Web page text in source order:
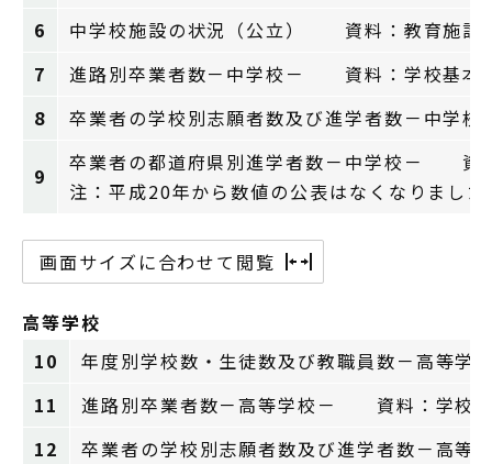
6
中学校施設の状況（公立） 資料：教育施設
7
進路別卒業者数－中学校－ 資料：学校基本
8
卒業者の学校別志願者数及び進学者数－中
9
卒業者の都道府県別進学者数－中学校－ 資
注：平成20年から数値の公表はなくなりました
画面サイズに合わせて閲覧
高等学校
10
年度別学校数・生徒数及び教職員数－高等
11
進路別卒業者数－高等学校－ 資料：学校
12
卒業者の学校別志願者数及び進学者数－高